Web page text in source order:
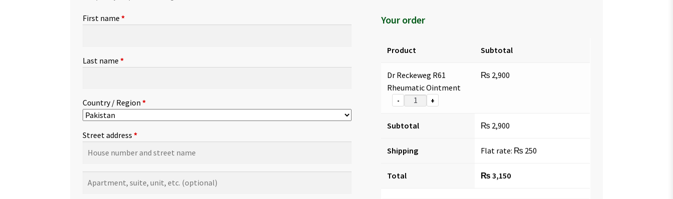
First name*
Last name*
Country / Region*
Street address*
suite,
Your order
Product Subtotal
Dr Reckeweg R61
Rheumatic Ointment
- +
₨ 2,900
Subtotal ₨ 2,900
Shipping Flat rate: ₨ 250
Total ₨ 3,150